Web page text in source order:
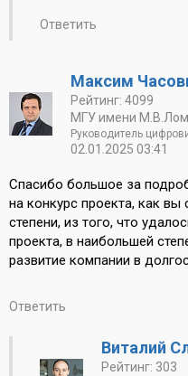
Ответить
Максим
Рейтинг: 4099
МГУ имени
Руководитель
02.01.2025 03:41
Спасибо большое за
на конкурс проекта, как вы
степени, из того, что
проекта, в наибольшей
развитие компании в
Ответить
Виталий
Рейтинг: 303